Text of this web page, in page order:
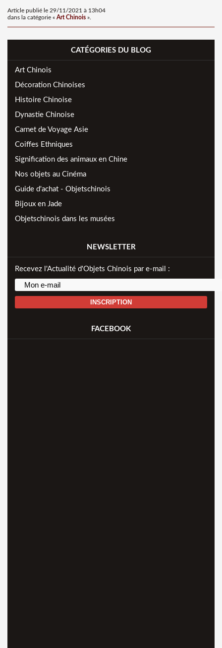
Article publié le 29/11/2021 à 13h04
dans la catégorie « Art Chinois ».
CATÉGORIES DU BLOG
Art Chinois
Décoration Chinoises
Histoire Chinoise
Dynastie Chinoise
Carnet de Voyage Asie
Coiffes Ethniques
Signification des animaux en Chine
Nos objets au Cinéma
Guide d'achat - Objetschinois
Bijoux en Jade
Objetschinois dans les musées
NEWSLETTER
Recevez l'Actualité d'Objets Chinois par e-mail :
INSCRIPTION
FACEBOOK